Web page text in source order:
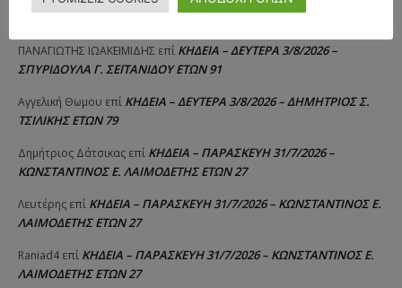
ΣΥΛΛΥΠΗΤΗΡΙΑ ΜΗΝΥΜΑΤΑ
ΠΑΝΑΓΙΩΤΗΣ IΩΑΚΕΙΜΙΔΗΣ επί ΚΗΔΕΙΑ – ΔΕΥΤΕΡΑ 3/8/2026 –
ΣΠΥΡΙΔΟΥΛΑ Γ. ΣΕΪΤΑΝΙΔΟΥ ΕΤΩΝ 91
Αγγελική Θωμου επί ΚΗΔΕΙΑ – ΔΕΥΤΕΡΑ 3/8/2026 – ΔΗΜΗΤΡΙΟΣ Σ.
ΤΣΙΛΙΚΗΣ ΕΤΩΝ 79
Δημήτριος Δάτσικας επί ΚΗΔΕΙΑ – ΠΑΡΑΣΚΕΥΗ 31/7/2026 –
ΚΩΝΣΤΑΝΤΙΝΟΣ Ε. ΛΑΙΜΟΔΕΤΗΣ ΕΤΩΝ 27
Λευτέρης επί ΚΗΔΕΙΑ – ΠΑΡΑΣΚΕΥΗ 31/7/2026 – ΚΩΝΣΤΑΝΤΙΝΟΣ Ε.
ΛΑΙΜΟΔΕΤΗΣ ΕΤΩΝ 27
Raniad4 επί ΚΗΔΕΙΑ – ΠΑΡΑΣΚΕΥΗ 31/7/2026 – ΚΩΝΣΤΑΝΤΙΝΟΣ Ε.
ΛΑΙΜΟΔΕΤΗΣ ΕΤΩΝ 27